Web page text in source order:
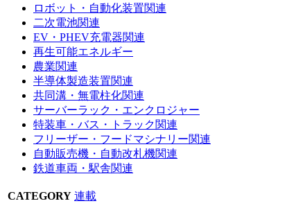
ロボット・自動化装置関連
二次電池関連
EV・PHEV充電器関連
再生可能エネルギー
農業関連
半導体製造装置関連
共同溝・無電柱化関連
サーバーラック・エンクロジャー
特装車・バス・トラック関連
フリーザー・フードマシナリー関連
自動販売機・自動改札機関連
鉄道車両・駅舎関連
CATEGORY 連載